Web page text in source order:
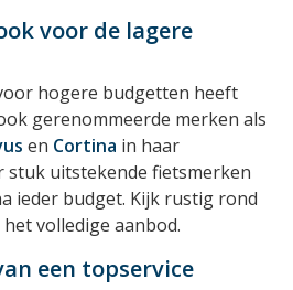
voor de lagere
hogere budgetten heeft
gerenommeerde merken als
en Cortina in haar
stuk uitstekende fietsmerken
ieder budget. Kijk rustig rond
volledige aanbod.
een topservice